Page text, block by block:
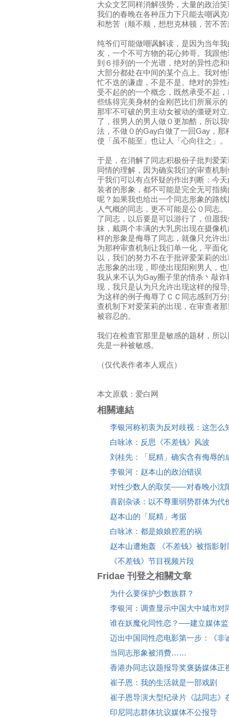
大众文艺同样消解强势，大量的政治
我们的春晚在各种压力下只能去嘲讽
和愁苦（顺不顺，想想克林顿，苦不
纯爷们可能做嘲讽解读，是因为当年
友，一个不可方物的花心帅哥。我跟
到６排列的一个光谱，绝对的异性恋
大部分都处在中间的某个点上。我对
忙不迭的谦虚，不是不是。绝对的异
受不起的的一个概念，既然承受不起
些练得完美身材的金刚芭比们所展示
那牢不可破的男主动女被动的僵硬对
了，很男人的男人做０更加酷，所以
法，不做０的Gay白做了一回Gay，
使「虽不能至」也让人「心向往之」。
于是，在消解了同志积极份子批判爱
同情的理解，因为确实我们的审查机
于我们可以有点怀疑的作出判断：今
装者的形象，都不可能是完全无可指
呢？如果我也给出一个同志形象的路
人气概的同志，更不可能是公０同志
了同志，以后要是可以游行了，但愿
抹，戴两个丰满的大乳房出现在摄像
样的形象是侮辱了同志，就像只允许
为那种审查机制让我们单一化，平面
以，我们的努力不在于批评爱茉莉的
志形象的出现，即使出现阳刚男人，
我从来不认为Gay圈子里的情杀丶敲
现，我只是认为只允许出现这样的报
为这样的例子侮辱了ＣＣ同志感到万
查机制下对爱茉莉的出现，在审查者
被容忍的。
我们在检查官那里是敏感的题材，所
先是一种被敏感。
（仅代表作者本人观点）
本文原载：爱白网
相關連結
李银河称初衷为反对歧视：这怎么
白咏冰：反思《不差钱》风波
刘桂先：「屁精」确实含有侮辱的
李银河：赵本山的政治错误
对性少数人的取笑——对春晚小沈
喜剧杂谈：以不尊重弱势群体为代
赵本山的「屁精」考据
白咏冰：都是娘娘腔惹的祸
赵本山遭炮轰 《不差钱》被指影射
《不差钱》节目视频片段
Fridae 刊登之相關文章
为什么要保护少数族群？
李银河：调查显示中国大中城市对
谁在妖魔化同性恋？──建立媒体
迈出中国同性恋电影第一步：《非
当同志形象被消费……
香港办同志议题报导奖褒扬媒体正
崔子恩：我的生活就是一部戏剧
崔子恩导演大型纪录片《誌同志》
印尼同志群体抗议媒体不公报导